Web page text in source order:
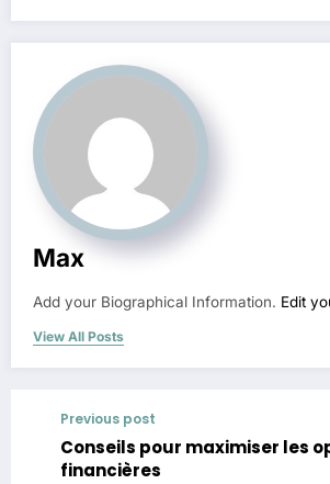
Max
Add your Biographical Information. Edit
View All Posts
Previous post
Conseils pour maximiser les
financières